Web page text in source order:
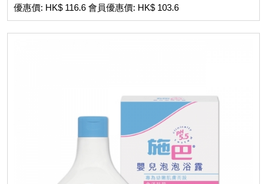
優惠價: HK$ 116.6 會員優惠價: HK$ 103.6